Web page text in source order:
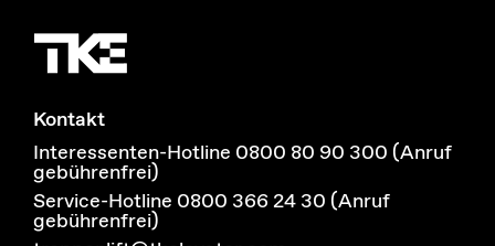
Kontakt
Interessenten-Hotline 0800 80 90 300 (Anruf
gebührenfrei)
Service-Hotline 0800 366 24 30 (Anruf
gebührenfrei)